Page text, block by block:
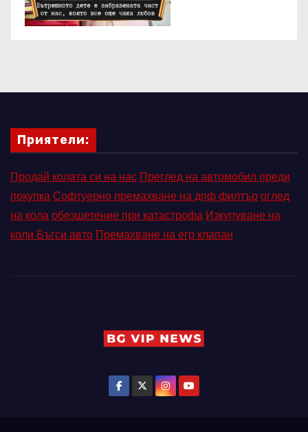
Приятели:
Продай колата си на нас Преглед на автомобил преди
покупкаСофтуерно премахване на дпф филтъроглед
на колаобезщетение при катастрофа Изкупуване на
коли Бъгси авто Премахване на егр клапан